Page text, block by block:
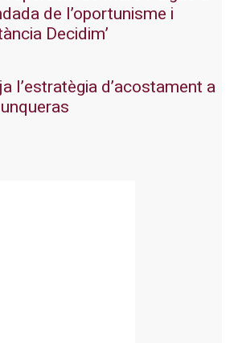
de l’oportunisme i
Decidim’
l’estratègia d’acostament a